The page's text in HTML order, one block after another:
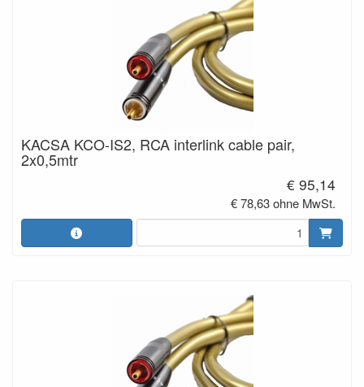
KACSA KCO-IS2, RCA interlink cable pair,
2x0,5mtr
€ 95,14
€ 78,63 ohne MwSt.